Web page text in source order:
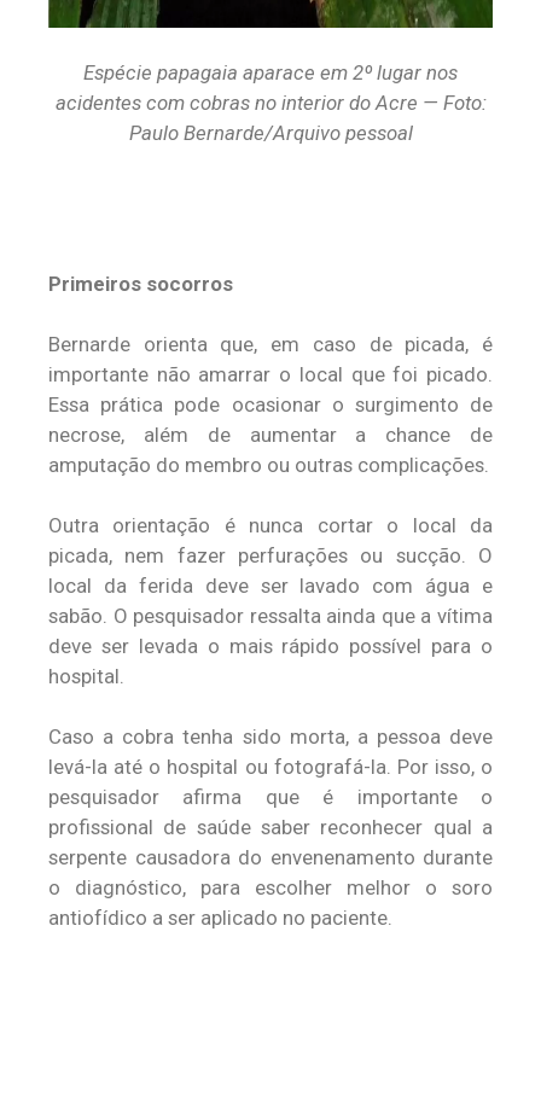
Espécie papagaia aparace em 2º lugar nos
acidentes com cobras no interior do Acre — Foto:
Paulo Bernarde/Arquivo pessoal
Primeiros socorros
Bernarde orienta que, em caso de picada, é
importante não amarrar o local que foi picado.
Essa prática pode ocasionar o surgimento de
necrose, além de aumentar a chance de
amputação do membro ou outras complicações.
Outra orientação é nunca cortar o local da
picada, nem fazer perfurações ou sucção. O
local da ferida deve ser lavado com água e
sabão. O pesquisador ressalta ainda que a vítima
deve ser levada o mais rápido possível para o
hospital.
Caso a cobra tenha sido morta, a pessoa deve
levá-la até o hospital ou fotografá-la. Por isso, o
pesquisador afirma que é importante o
profissional de saúde saber reconhecer qual a
serpente causadora do envenenamento durante
o diagnóstico, para escolher melhor o soro
antiofídico a ser aplicado no paciente.